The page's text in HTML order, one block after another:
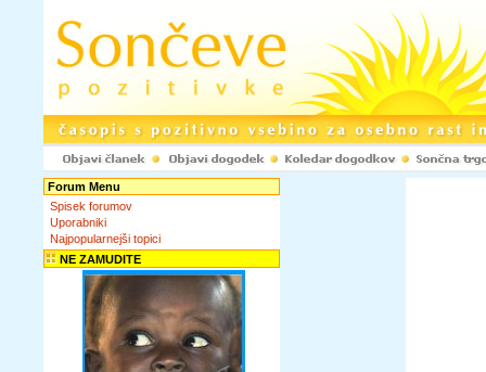
Forum Menu
Spisek forumov
Uporabniki
Najpopularnejši topici
NE ZAMUDITE